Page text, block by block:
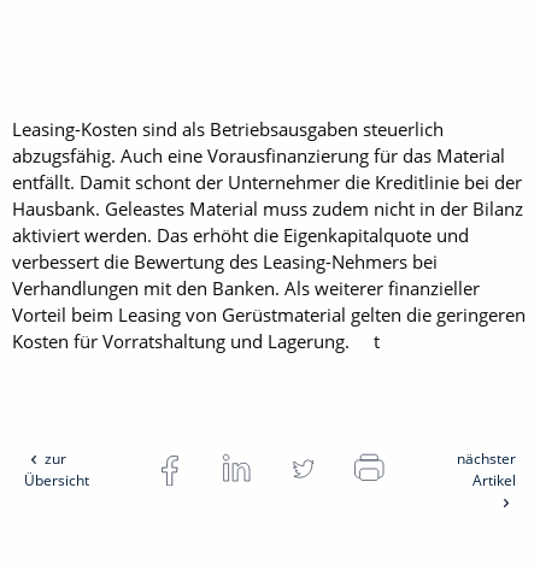
Leasing-Kosten sind als Betriebsausgaben steuerlich
abzugsfähig. Auch eine Vorausfinanzierung für das Material
entfällt. Damit schont der Unternehmer die Kreditlinie bei der
Hausbank. Geleastes Material muss zudem nicht in der Bilanz
aktiviert werden. Das erhöht die Eigenkapitalquote und
verbessert die Bewertung des Leasing-Nehmers bei
Verhandlungen mit den Banken. Als weiterer finanzieller
Vorteil beim Leasing von Gerüstmaterial gelten die geringeren
Kosten für Vorratshaltung und Lagerung. t
zur
Übersicht
nächster
Artikel